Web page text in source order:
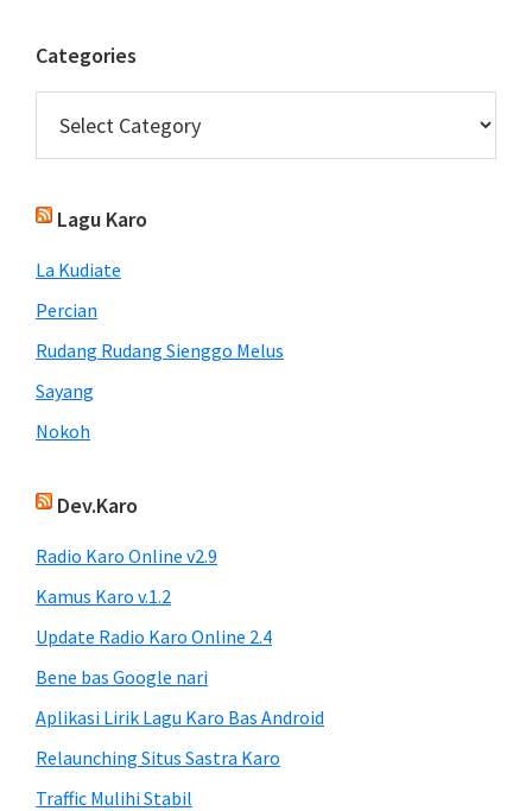
Categories
Lagu Karo
La Kudiate
Percian
Rudang Rudang Sienggo Melus
Sayang
Nokoh
Dev.Karo
Radio Karo Online v2.9
Kamus Karo v.1.2
Update Radio Karo Online 2.4
Bene bas Google nari
Aplikasi Lirik Lagu Karo Bas Android
Relaunching Situs Sastra Karo
Traffic Mulihi Stabil